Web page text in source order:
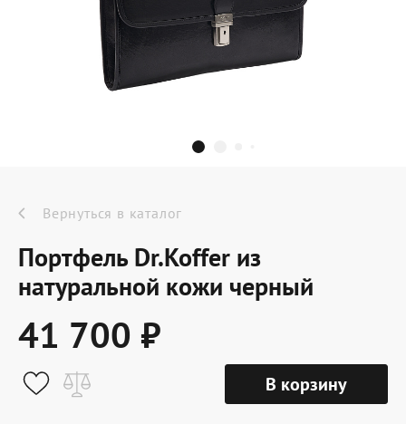
Подарки и сувениры
Подарочные карты
Dr.Koffer Outlet
Новинки
Акции
О компании
Вернуться в каталог
Портфель Dr.Koffer из
натуральной кожи черный
41 700 ₽
В корзину